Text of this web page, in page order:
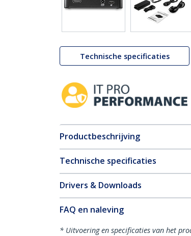
Technische specificaties
Productbeschrijving
Technische specificaties
Drivers & Downloads
FAQ en naleving
* Uitvoering en specificaties van het